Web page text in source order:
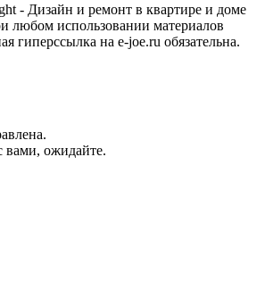
- Дизайн и ремонт в квартире и доме
любом использовании материалов
гиперссылка на e-joe.ru обязательна.
вами, ожидайте.